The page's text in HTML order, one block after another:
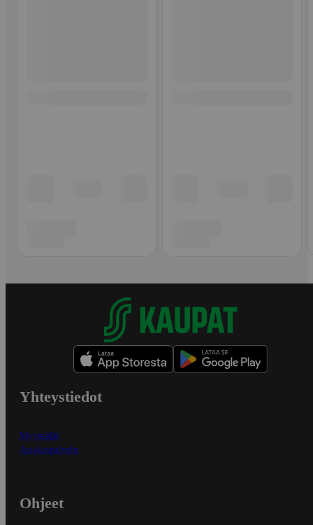
Yhteystiedot
Myymälät
Asiakaspalvelu
Ohjeet